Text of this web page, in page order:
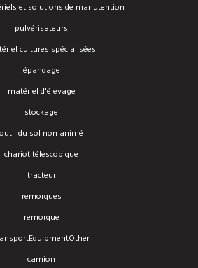
et solutions de manutention
pulvérisateurs
cultures spécialisées
épandage
matériel d'élevage
stockage
outil du sol non animé
chariot télescopique
tracteur
remorques
remorque
camion